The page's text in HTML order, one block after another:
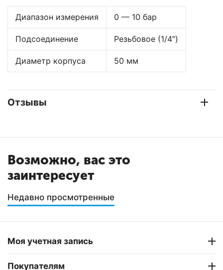
Диапазон измерения 0 — 10 бар
Подсоединение Резьбовое (1/4″)
Диаметр корпуса 50 мм
Отзывы
Возможно, вас это
заинтересует
Недавно просмотренные
Моя учетная запись
Покупателям